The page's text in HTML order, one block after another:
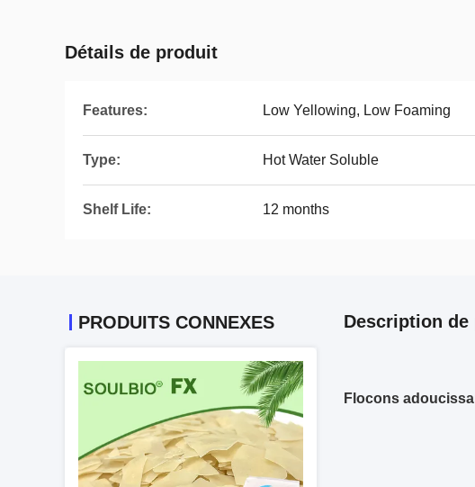
Détails de produit
Features: Low Yellowing, Low Foaming
Type: Hot Water Soluble
Shelf Life: 12 months
PRODUITS CONNEXES Description
Flocons